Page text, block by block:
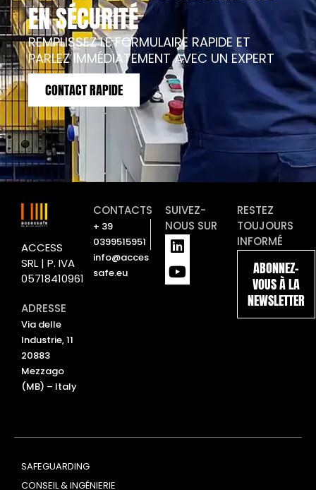
EN SÉCURITÉ
REMPLISSEZ LE FORMULAIRE RAPIDE ET
PARLEZ IMMÉDIATEMENT AVEC UN EXPERT
CONTACT RAPIDE
ACCESS
SRL | P. IVA
05718410961
ADRESSE
Via delle
Industrie, 11
20883
Mezzago
(MB) – Italy
CONTACTS
+ 39
0399515951
info@acces
safe.eu
SUIVEZ-
NOUS SUR
L
i
n
k
Y
o
u
t
RESTEZ
TOUJOURS
INFORMÉ
ABONNEZ-
VOUS À LA
NEWSLETTER
SAFEGUARDING
CONSEIL & INGÉNIERIE